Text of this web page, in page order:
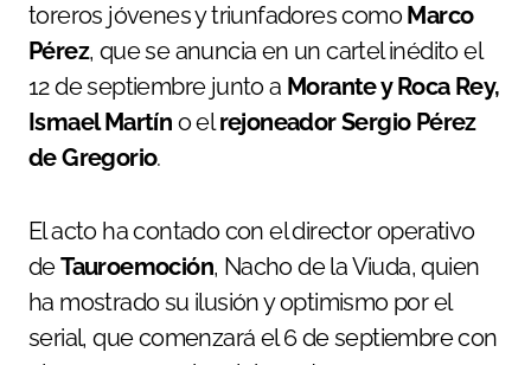
toreros jóvenes y triunfadores comoMarco
Pérez, que se anuncia en un cartel inédito el
12 de septiembre junto a Morante y Roca Rey,
Ismael Martín o elrejoneador Sergio Pérez
de Gregorio.
El acto ha contado con el director operativo
deTauroemoción, Nacho de la Viuda, quien
ha mostrado su ilusión y optimismo por el
serial, que comenzará el 6 de septiembre con